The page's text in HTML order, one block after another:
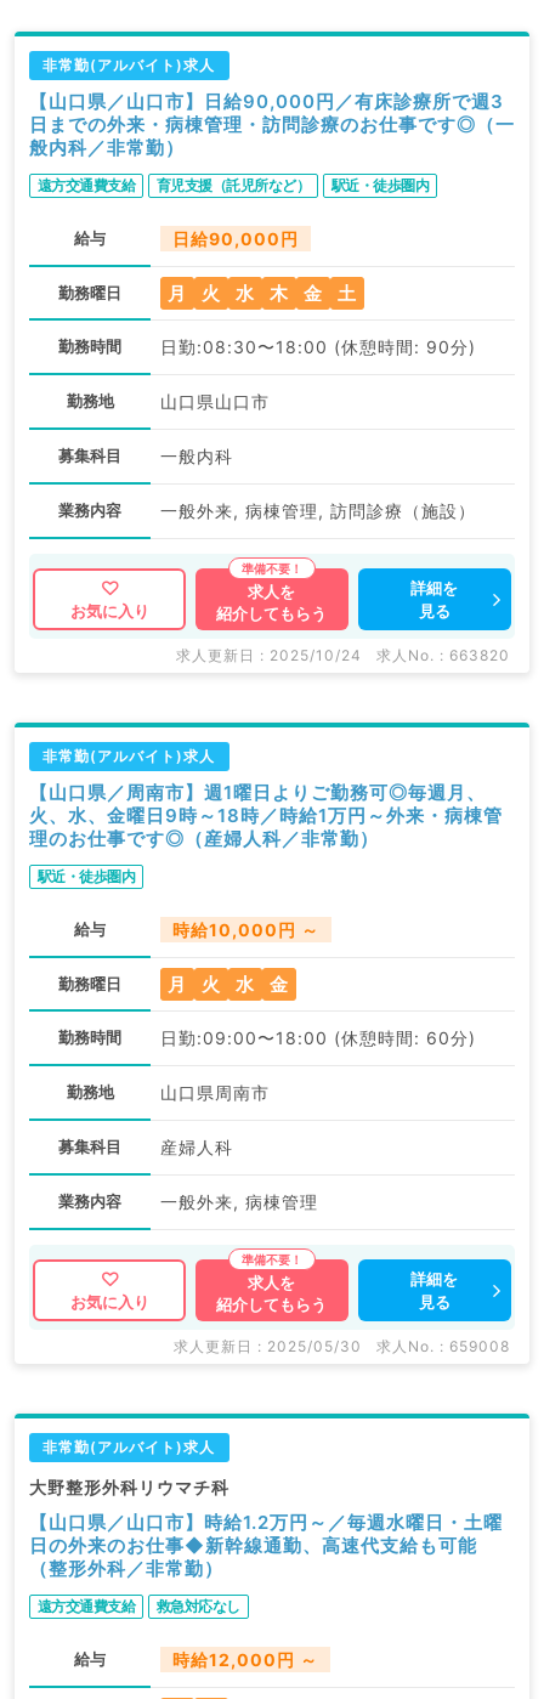
非常勤(アルバイト)求人
【山口県／山口市】日給90,000円／有床診療所で週3
日までの外来・病棟管理・訪問診療のお仕事です◎（一
般内科／非常勤）
遠方交通費支給 育児支援（託児所など） 駅近・徒歩圏内
給与 日給90,000円
勤務曜日 月 火 水 木 金 土
勤務時間 日勤:08:30〜18:00 (休憩時間: 90分)
勤務地 山口県山口市
募集科目 一般内科
業務内容 一般外来, 病棟管理, 訪問診療（施設）
お気に入り
求人を
紹介してもらう
詳細を
見る
求人更新日 : 2025/10/24 求人No. : 663820
非常勤(アルバイト)求人
【山口県／周南市】週1曜日よりご勤務可◎毎週月、
火、水、金曜日9時～18時／時給1万円～外来・病棟管
理のお仕事です◎（産婦人科／非常勤）
駅近・徒歩圏内
給与 時給10,000円 ～
勤務曜日 月 火 水 金
勤務時間 日勤:09:00〜18:00 (休憩時間: 60分)
勤務地 山口県周南市
募集科目 産婦人科
業務内容 一般外来, 病棟管理
お気に入り
求人を
紹介してもらう
詳細を
見る
求人更新日 : 2025/05/30 求人No. : 659008
非常勤(アルバイト)求人
大野整形外科リウマチ科
【山口県／山口市】時給1.2万円～／毎週水曜日・土曜
日の外来のお仕事◆新幹線通勤、高速代支給も可能
（整形外科／非常勤）
遠方交通費支給 救急対応なし
給与 時給12,000円 ～